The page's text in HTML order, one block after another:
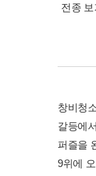
전종 보
창비청
갈등에
퍼즐을
9위에